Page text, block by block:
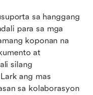
sa hanggang
para sa mga
koponan na
at
silang
ang mas
sa kolaborasyon